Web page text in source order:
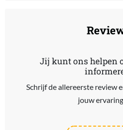
Jij kunt ons helpen
Schrijf de allereerste review
jouw